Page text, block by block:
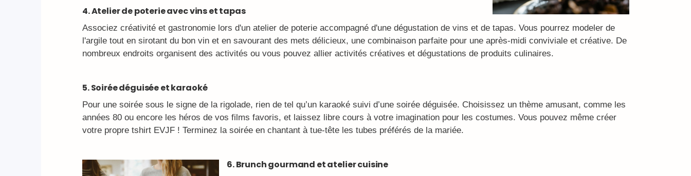
4. Atelier de poterie avec vins et tapas
Associez créativité et gastronomie lors d'un atelier de poterie accompagné d'une dégustation de vins et de tapas. Vous pourrez modeler de
l'argile tout en sirotant du bon vin et en savourant des mets délicieux, une combinaison parfaite pour une après-midi conviviale et créative. De
nombreux endroits organisent des activités ou vous pouvez allier activités créatives et dégustations de produits culinaires.
5. Soirée déguisée et karaoké
Pour une soirée sous le signe de la rigolade, rien de tel qu’un karaoké suivi d’une soirée déguisée. Choisissez un thème amusant, comme les
années 80 ou encore les héros de vos films favoris, et laissez libre cours à votre imagination pour les costumes. Vous pouvez même créer
votre propre tshirt EVJF ! Terminez la soirée en chantant à tue-tête les tubes préférés de la mariée.
6. Brunch gourmand et atelier cuisine